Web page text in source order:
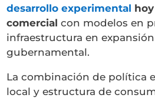
desarrollo experimental
comercial con modelos en
infraestructura en
gubernamental.
La combinación de política
local y estructura de